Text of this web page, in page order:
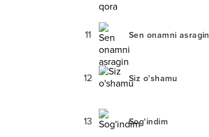
11 Sen onamni asragin
12 Siz o'shamu
13 Sog'indim